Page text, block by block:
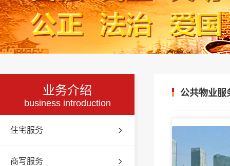
业务介绍
business introduction
住宅服务
商写服务
公共物业服